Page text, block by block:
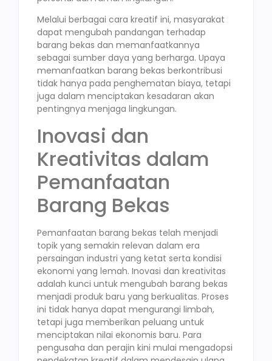
Melalui berbagai cara kreatif ini, masyarakat
dapat mengubah pandangan terhadap
barang bekas dan memanfaatkannya
sebagai sumber daya yang berharga. Upaya
memanfaatkan barang bekas berkontribusi
tidak hanya pada penghematan biaya, tetapi
juga dalam menciptakan kesadaran akan
pentingnya menjaga lingkungan.
Inovasi dan
Kreativitas dalam
Pemanfaatan
Barang Bekas
Pemanfaatan barang bekas telah menjadi
topik yang semakin relevan dalam era
persaingan industri yang ketat serta kondisi
ekonomi yang lemah. Inovasi dan kreativitas
adalah kunci untuk mengubah barang bekas
menjadi produk baru yang berkualitas. Proses
ini tidak hanya dapat mengurangi limbah,
tetapi juga memberikan peluang untuk
menciptakan nilai ekonomis baru. Para
pengusaha dan perajin kini mulai mengadopsi